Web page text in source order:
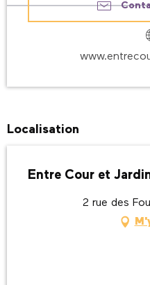
Localisation
Entre Cour et
2 rue des